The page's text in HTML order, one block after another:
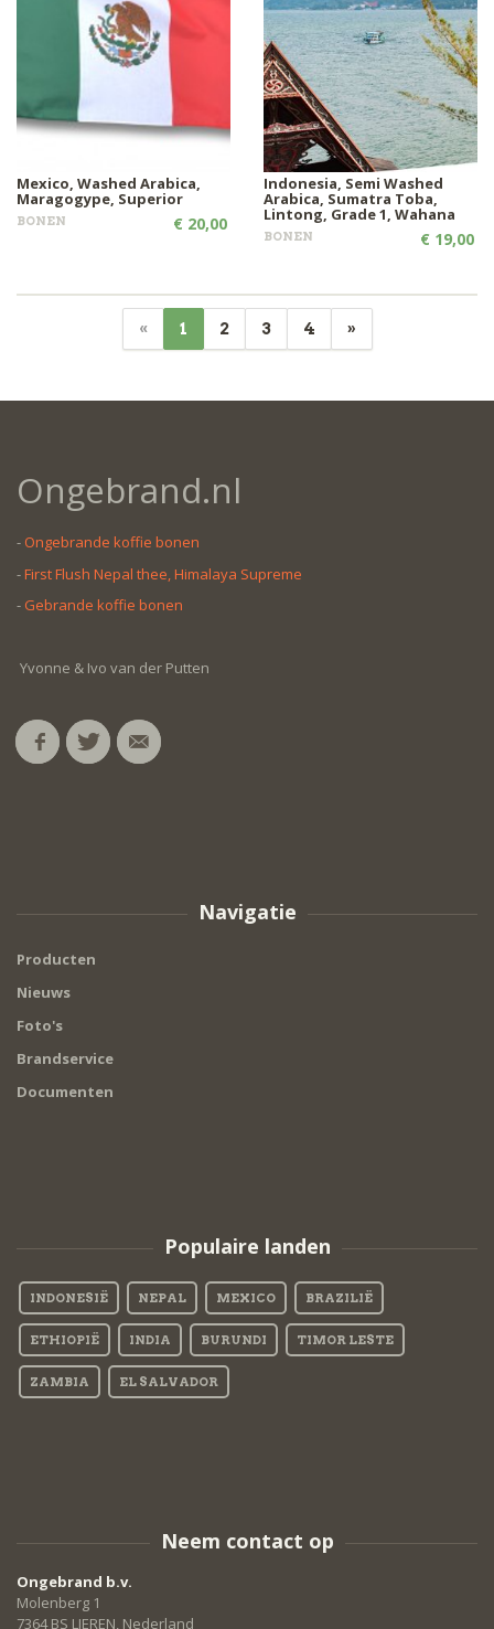
Mexico, Washed Arabica,
Maragogype, Superior
BONEN € 20,00
Indonesia, Semi Washed
Arabica, Sumatra Toba,
Lintong, Grade 1, Wahana
BONEN € 19,00
« 1 2 3 4 »
Ongebrand.nl
- Ongebrande koffie bonen
-First Flush Nepal thee, Himalaya Supreme
- Gebrande koffie bonen
Yvonne & Ivo van der Putten
Navigatie
Producten
Nieuws
Foto's
Brandservice
Documenten
Populaire landen
INDONESIË NEPAL MEXICO BRAZILIË
ETHIOPIË INDIA BURUNDI TIMOR LESTE
ZAMBIA EL SALVADOR
Neem contact op
Ongebrand b.v.
Molenberg 1
7364 BS LIEREN, Nederland